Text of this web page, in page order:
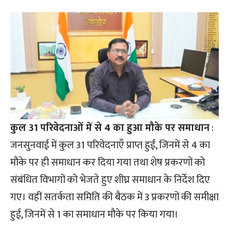
कुल 31 परिवेदनाओं में से 4 का हुआ मौके पर समाधान:
जनसुनवाई में कुल 31 परिवेदनाएँ प्राप्त हुईं, जिनमें से 4 का
मौके पर ही समाधान कर दिया गया तथा शेष प्रकरणों को
संबंधित विभागों को भेजते हुए शीघ्र समाधान के निर्देश दिए
गए। वहीं सतर्कता समिति की बैठक में 3 प्रकरणों की समीक्षा
हुई, जिनमें से 1 का समाधान मौके पर किया गया।